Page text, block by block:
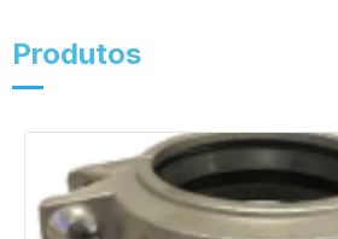
Produtos